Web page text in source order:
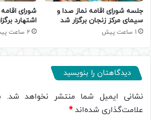
جلسه شورای اقامه نماز صدا و
سیمای مرکز زنجان برگزار شد
1 ساعت پیش
شورای
اشتهارد
2 ساعت پیش
دیدگاهتان را بنویسید
نشانی ایمیل شما منتشر نخواهد شد.
علامت‌گذاری شده‌اند*